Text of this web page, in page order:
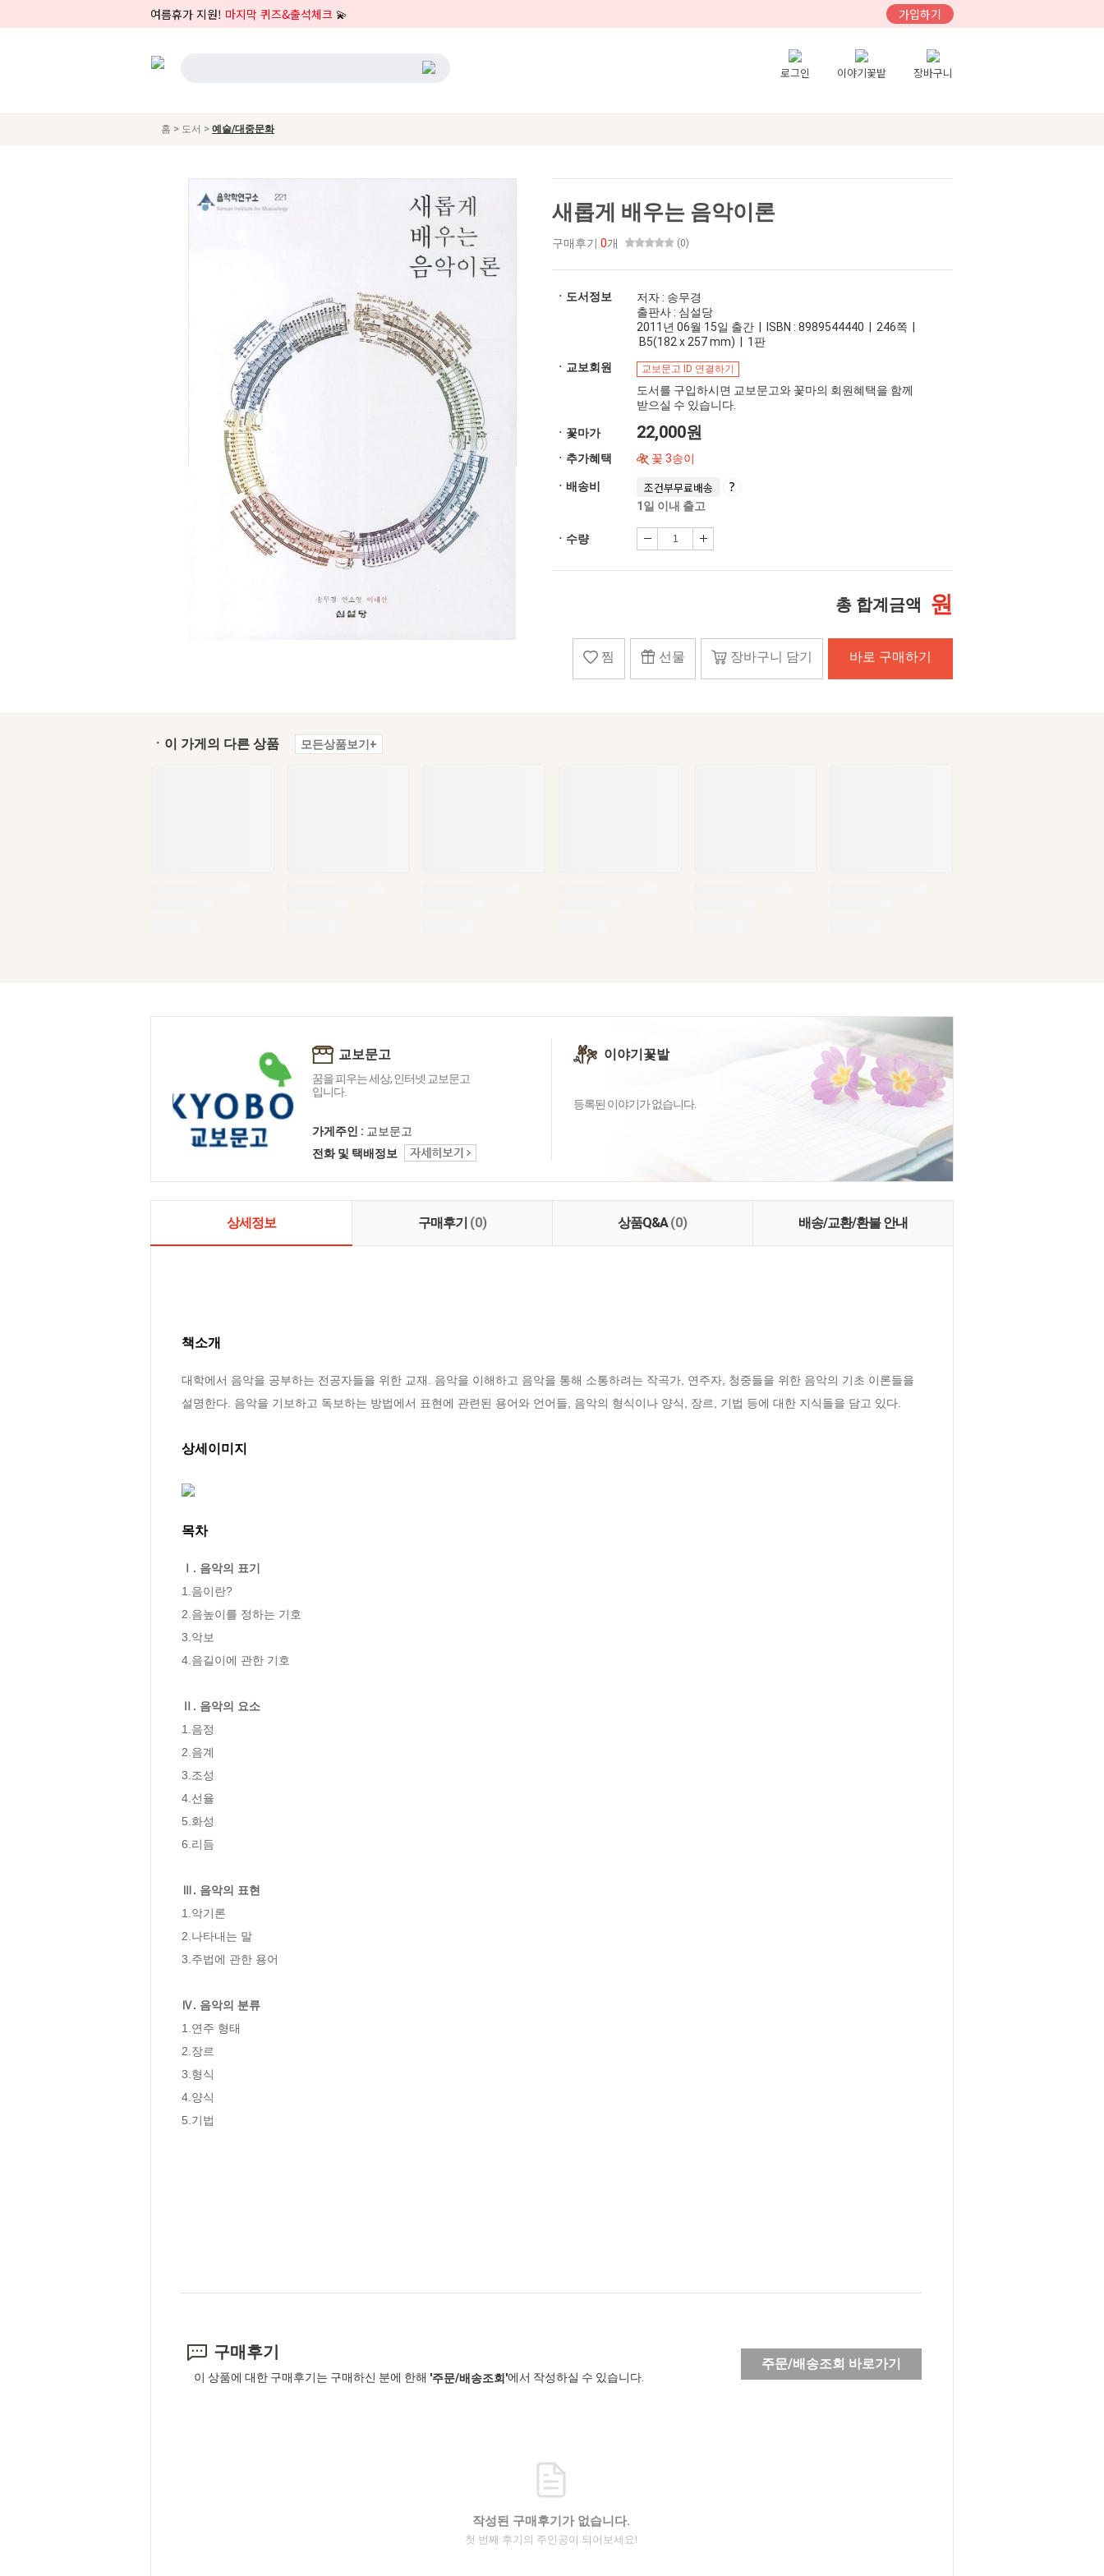
여름휴가 지원! 마지막 퀴즈&출석체크 💫 가입하기
로그인 이야기꽃밭 장바구니
홈 > 도서 > 예술/대중문화
새롭게 배우는 음악이론
구매후기 0개 (0)
ㆍ도서정보
저자 : 송무경
출판사 : 심설당
2011년 06월 15일 출간 | ISBN : 8989544440 | 246쪽 |
B5(182 x 257 mm) | 1판
ㆍ교보회원
교보문고 ID 연결하기
도서를 구입하시면 교보문고와 꽃마의 회원혜택을 함께
받으실 수 있습니다.
ㆍ꽃마가 22,000원
ㆍ추가혜택 꽃 3송이
ㆍ배송비 조건부무료배송
1일 이내 출고
ㆍ수량
총 합계금액 원
찜 선물 장바구니 담기 바로 구매하기
ㆍ이 가게의 다른 상품 모든상품보기+
교보문고
꿈을 피우는 세상, 인터넷 교보문고
입니다.
가게주인 : 교보문고
전화 및 택배정보
이야기꽃밭
등록된 이야기가 없습니다.
상세정보 구매후기 (0) 상품Q&A(0) 배송/교환/환불 안내
책소개
대학에서 음악을 공부하는 전공자들을 위한 교재. 음악을 이해하고 음악을 통해 소통하려는 작곡가, 연주자, 청중들을 위한 음악의 기초 이론들을
설명한다. 음악을 기보하고 독보하는 방법에서 표현에 관련된 용어와 언어들, 음악의 형식이나 양식, 장르, 기법 등에 대한 지식들을 담고 있다.
상세이미지
목차
Ⅰ. 음악의 표기
1.음이란?
2.음높이를 정하는 기호
3.악보
4.음길이에 관한 기호
Ⅱ. 음악의 요소
1.음정
2.음계
3.조성
4.선율
5.화성
6.리듬
Ⅲ. 음악의 표현
1.악기론
2.나타내는 말
3.주법에 관한 용어
Ⅳ. 음악의 분류
1.연주 형태
2.장르
3.형식
4.양식
5.기법
구매후기
이 상품에 대한 구매후기는 구매하신 분에 한해 '주문/배송조회'에서 작성하실 수 있습니다.
주문/배송조회 바로가기
작성된 구매후기가 없습니다.
첫 번째 후기의 주인공이 되어보세요!